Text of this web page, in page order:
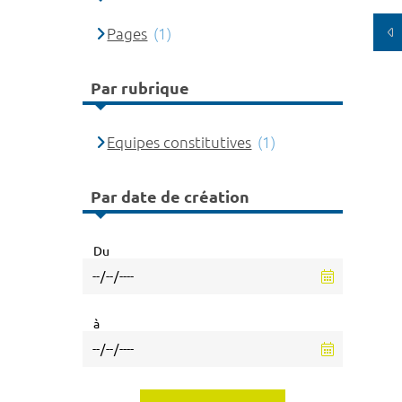
Pages (1)
Par rubrique
Equipes constitutives (1)
Par date de création
Du
à